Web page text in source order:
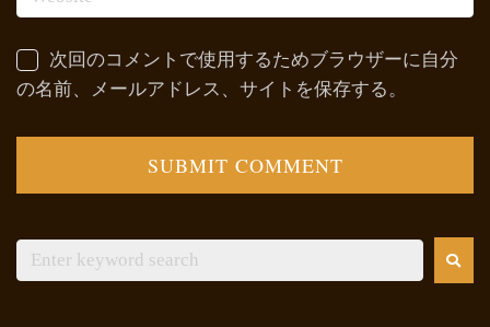
次回のコメントで使用するためブラウザーに自分
の名前、メールアドレス、サイトを保存する。